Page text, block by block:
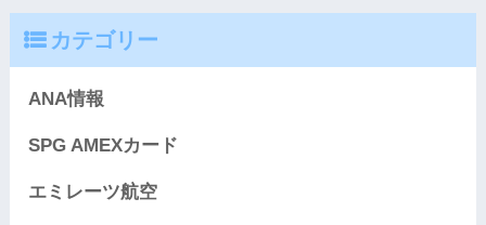
カテゴリー
ANA情報
SPG AMEXカード
エミレーツ航空